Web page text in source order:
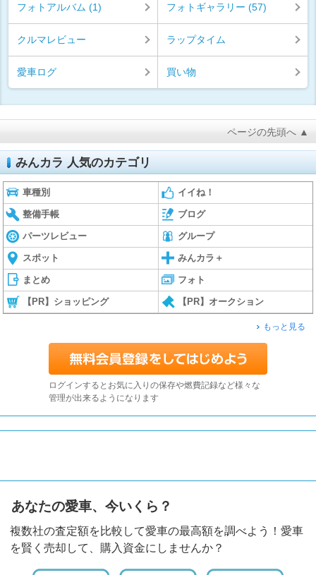
フォトアルバム (1) フォトギャラリー (57)
クルマレビュー ラップタイム
愛車ログ 買い物
ページの先頭へ ▲
みんカラ 人気のカテゴリ
車種別 イイね！
整備手帳 ブログ
パーツレビュー グループ
スポット みんカラ＋
まとめ フォト
【PR】ショッピング 【PR】オークション
もっと見る
ログインするとお気に入りの保存や燃費記録など様々な
管理が出来るようになります
あなたの愛車、今いくら？
複数社の査定額を比較して愛車の最高額を調べよう！愛車
を賢く売却して、購入資金にしませんか？